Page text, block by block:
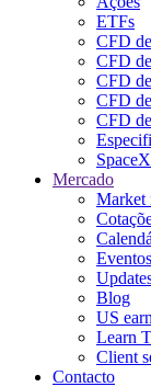
ETFs
CFD
CFD
CFD
CFD
CFD
SpaceX
Mercado
Market
Blog
US
Learn
Client
Contacto